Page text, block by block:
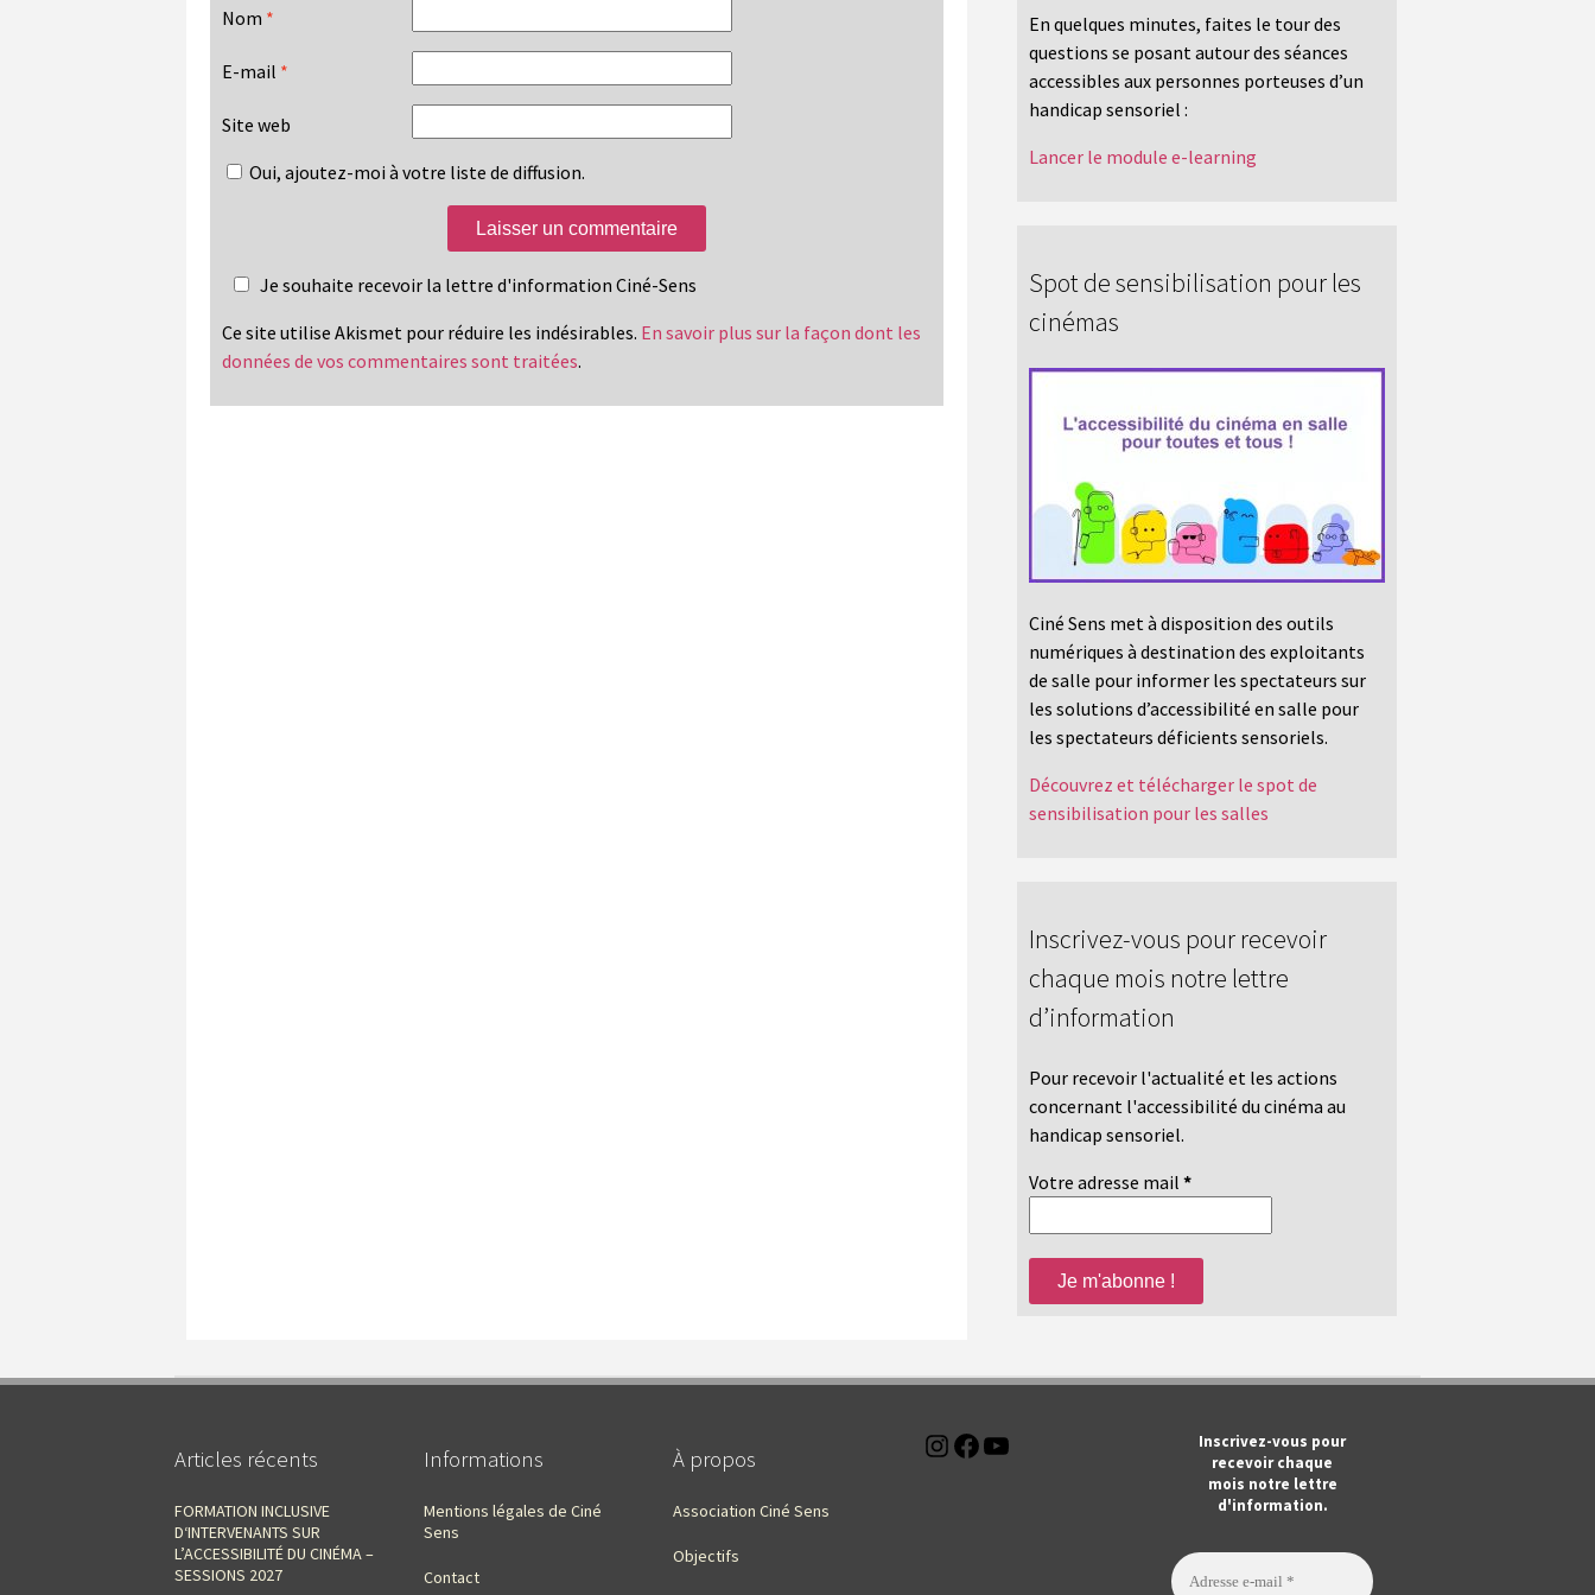
Nom *
E-mail *
Site web
Oui, ajoutez-moi à votre liste de diffusion.
Je souhaite recevoir la lettre d'information Ciné-Sens
Ce site utilise Akismet pour réduire les indésirables. En savoir plus sur la façon dont les
données de vos commentaires sont traitées.
En quelques minutes, faites le tour des
questions se posant autour des séances
accessibles aux personnes porteuses d’un
handicap sensoriel :
Lancer le module e-learning
Spot de sensibilisation pour les
cinémas
Ciné Sens met à disposition des outils
numériques à destination des exploitants
de salle pour informer les spectateurs sur
les solutions d’accessibilité en salle pour
les spectateurs déficients sensoriels.
Découvrez et télécharger le spot de
sensibilisation pour les salles
Inscrivez-vous pour recevoir
chaque mois notre lettre
d’information
Pour recevoir l'actualité et les actions
concernant l'accessibilité du cinéma au
handicap sensoriel.
Votre adresse mail *
Articles récents
FORMATION INCLUSIVE
D‘INTERVENANTS SUR
L’ACCESSIBILITÉ DU CINÉMA –
SESSIONS 2027
Informations
Mentions légales de Ciné
Sens
Contact
À propos
Association Ciné Sens
Objectifs
Instagram
Facebook
Inscrivez-vous pour
recevoir chaque
mois notre lettre
d'information.